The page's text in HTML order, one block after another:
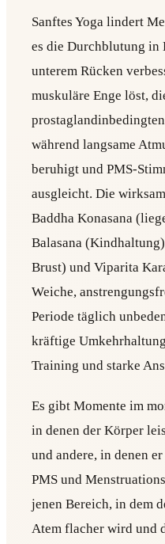
Sanftes Yoga lindert
es die Durchblutung in
unterem Rücken
muskuläre Enge löst,
während langsame
beruhigt und PMS-
ausgleicht. Die
Baddha Konasana
Balasana
Brust) und Viparita
Weiche,
Periode täglich
kräftige
Training und starke
Es gibt Momente im
in denen der Körper
und andere, in denen
PMS und
jenen Bereich, in dem
Atem flacher wird und